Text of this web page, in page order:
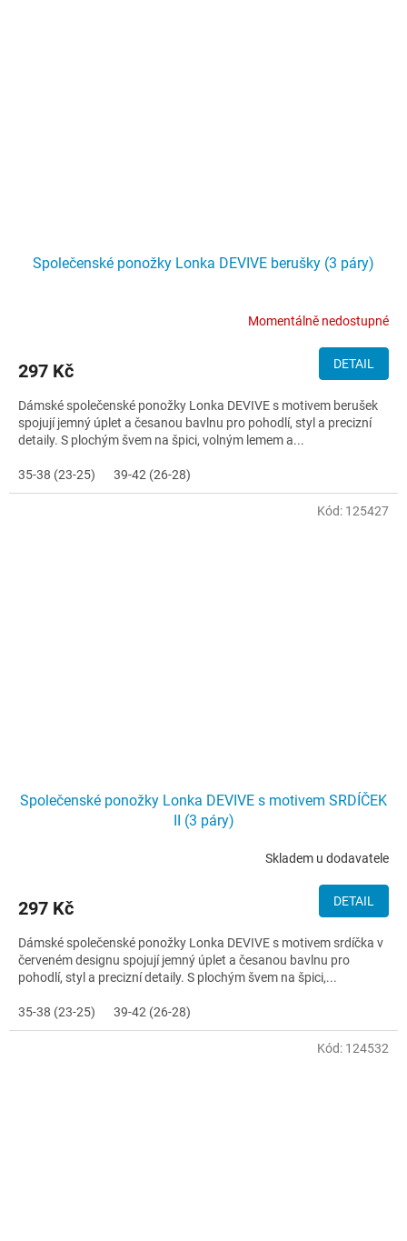
Společenské ponožky Lonka DEVIVE berušky (3 páry)
Momentálně nedostupné
297 Kč DETAIL
Dámské společenské ponožky Lonka DEVIVE s motivem berušek
spojují jemný úplet a česanou bavlnu pro pohodlí, styl a precizní
detaily. S plochým švem na špici, volným lemem a...
35-38 (23-25) 39-42 (26-28)
Společenské ponožky Lonka DEVIVE s motivem SRDÍČEK
II (3 páry)
Skladem u dodavatele
297 Kč DETAIL
Dámské společenské ponožky Lonka DEVIVE s motivem srdíčka v
červeném designu spojují jemný úplet a česanou bavlnu pro
pohodlí, styl a precizní detaily. S plochým švem na špici,...
35-38 (23-25) 39-42 (26-28)
Kód: 125427
Kód: 124532